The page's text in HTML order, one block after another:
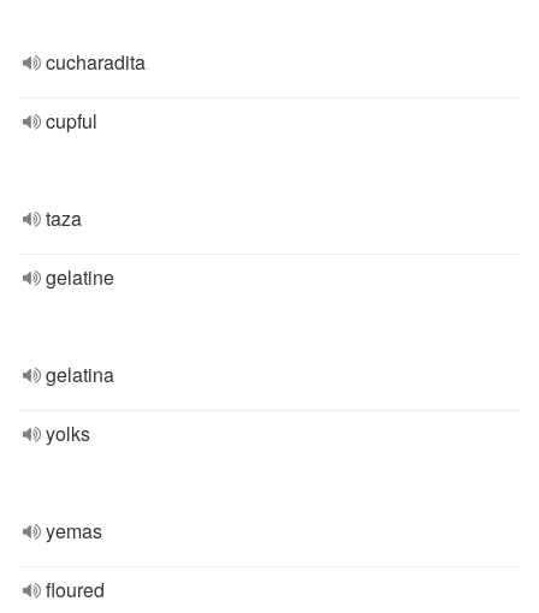
cucharadita
cupful
taza
gelatine
gelatina
yolks
yemas
floured